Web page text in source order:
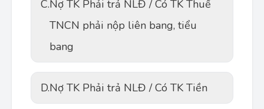
C.Nợ TK Phải trả NLĐ / Có TK Thuế
TNCN phải nộp liên bang, tiểu
bang
D.Nợ TK Phải trả NLĐ / Có TK Tiền